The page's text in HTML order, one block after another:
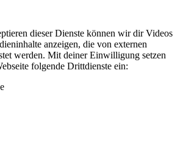
dieser Dienste können wir dir Videos
anzeigen, die von externen
werden. Mit deiner Einwilligung setzen
folgende Drittdienste ein: